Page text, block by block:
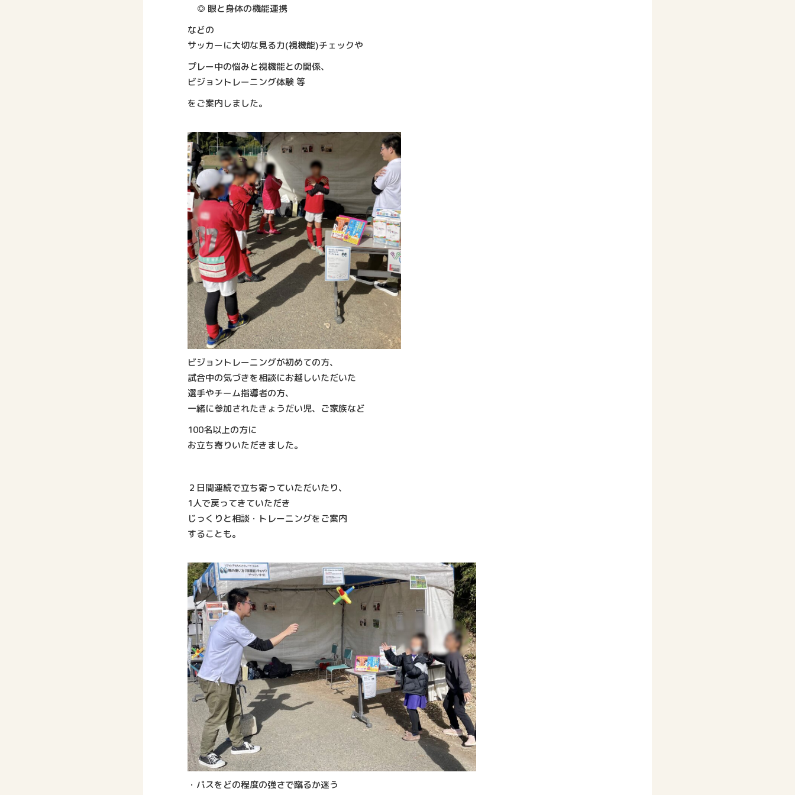
◎ 眼と身体の機能連携
などの
サッカーに大切な見る力(視機能)チェックや
プレー中の悩みと視機能との関係、
ビジョントレーニング体験 等
をご案内しました。
ビジョントレーニングが初めての方、
試合中の気づきを相談にお越しいただいた
選手やチーム指導者の方、
一緒に参加されたきょうだい児、ご家族など
100名以上の方に
お立ち寄りいただきました。
２日間連続で立ち寄っていただいたり、
1人で戻ってきていただき
じっくりと相談・トレーニングをご案内
することも。
・パスをどの程度の強さで蹴るか迷う